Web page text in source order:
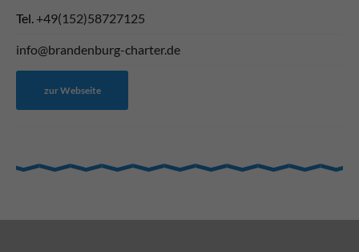
Tel. +49(152)58727125
info@brandenburg-charter.de
zur Webseite